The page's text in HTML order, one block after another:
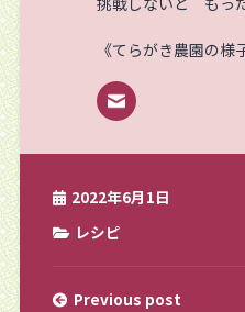
《てらがき農園の様
2022年6月1日
レシピ
Previous post